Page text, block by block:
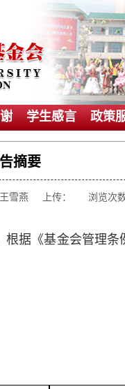
学生感言 政策
摘要
王雪燕 上传： 浏览次数
据《基金会管理